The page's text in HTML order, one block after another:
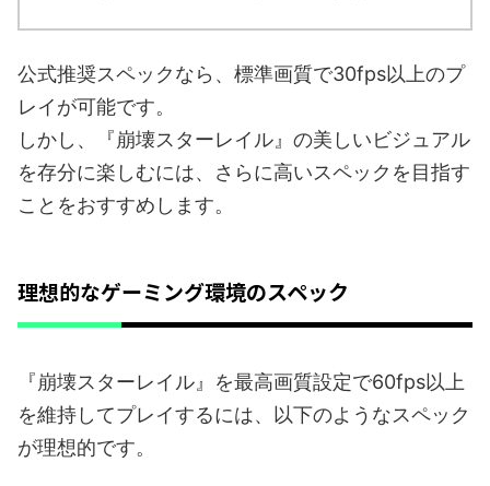
公式推奨スペックなら、標準画質で30fps以上のプ
レイが可能です。
しかし、『崩壊スターレイル』の美しいビジュアル
を存分に楽しむには、さらに高いスペックを目指す
ことをおすすめします。
理想的なゲーミング環境のスペック
『崩壊スターレイル』を最高画質設定で60fps以上
を維持してプレイするには、以下のようなスペック
が理想的です。